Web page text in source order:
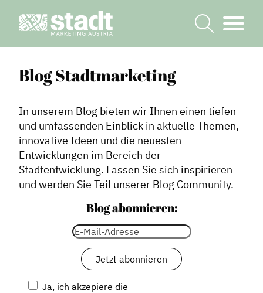
Blog Stadtmarketing
In unserem Blog bieten wir Ihnen einen tiefen
und umfassenden Einblick in aktuelle Themen,
innovative Ideen und die neuesten
Entwicklungen im Bereich der
Stadtentwicklung. Lassen Sie sich inspirieren
und werden Sie Teil unserer Blog Community.
Blog abonnieren:
Ja, ich akzepiere die